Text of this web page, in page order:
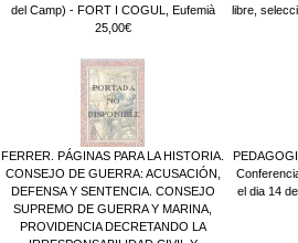
del Camp) - FORT I COGUL, Eufemià
25,00€
libre,
FERRER. PÁGINAS PARA LA HISTORIA.
CONSEJO DE GUERRA: ACUSACIÓN,
DEFENSA Y SENTENCIA. CONSEJO
SUPREMO DE GUERRA Y MARINA,
PROVIDENCIA DECRETANDO LA
el dia 14